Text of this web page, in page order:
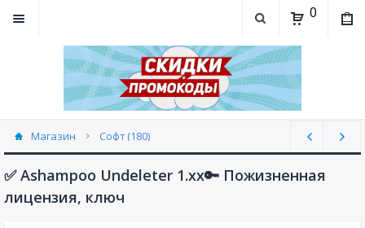
0
Магазин Софт (180)
✅ Ashampoo Undeleter 1.xx🔑 Пожизненная
лицензия, ключ